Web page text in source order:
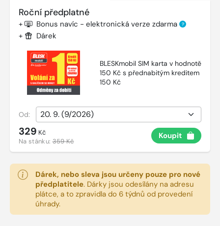
Roční předplatné
+ Bonus navíc - elektronická verze zdarma ?
+ Dárek
BLESKmobil SIM karta v hodnotě
150 Kč s přednabitým kreditem
150 Kč
Od:
329 Kč
Na stánku:359 Kč
Koupit
Dárek, nebo sleva jsou určeny pouze pro nové
předplatitele. Dárky jsou odesílány na adresu
plátce, a to zpravidla do 6 týdnů od provedení
úhrady.